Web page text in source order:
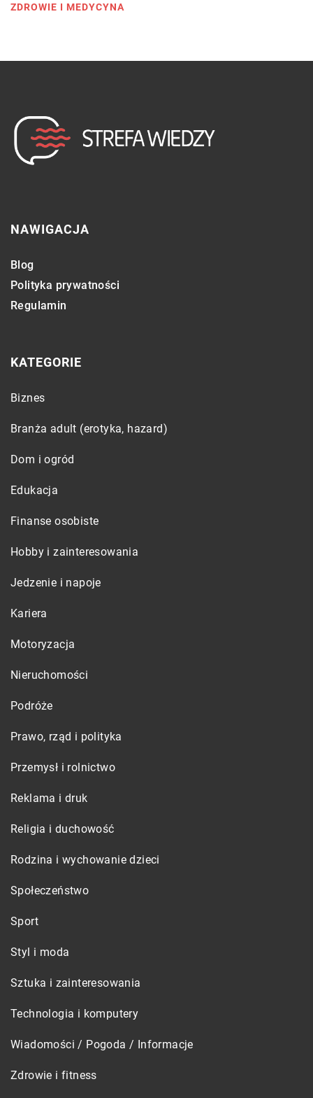
ZDROWIE I MEDYCYNA
NAWIGACJA
Blog
Polityka prywatności
Regulamin
KATEGORIE
Biznes
Branża adult (erotyka, hazard)
Dom i ogród
Edukacja
Finanse osobiste
Hobby i zainteresowania
Jedzenie i napoje
Kariera
Motoryzacja
Nieruchomości
Podróże
Prawo, rząd i polityka
Przemysł i rolnictwo
Reklama i druk
Religia i duchowość
Rodzina i wychowanie dzieci
Społeczeństwo
Sport
Styl i moda
Sztuka i zainteresowania
Technologia i komputery
Wiadomości / Pogoda / Informacje
Zdrowie i fitness